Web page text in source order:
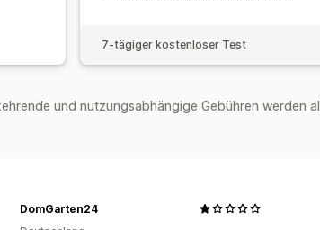
7-tägiger kostenloser Test
und nutzungsabhängige Gebühren werden
DomGarten24